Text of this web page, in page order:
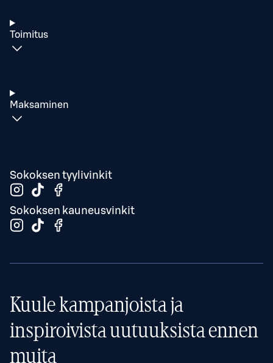
Toimitus
Maksaminen
Sokoksen tyylivinkit
Sokoksen kauneusvinkit
Kuule kampanjoista ja
inspiroivista uutuuksista ennen
muita